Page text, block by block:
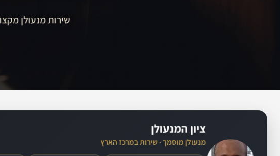
שירות מנעולן
ציון המנעולן
מנעולן מוסמך · שירות במרכז הארץ